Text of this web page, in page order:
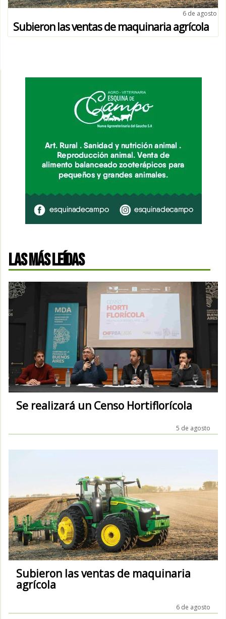
6 de agosto
Subieron las ventas de maquinaria agrícola
LAS MÁS LEÍDAS
Se realizará un Censo Hortiflorícola
5 de agosto
Subieron las ventas de maquinaria
agrícola
6 de agosto